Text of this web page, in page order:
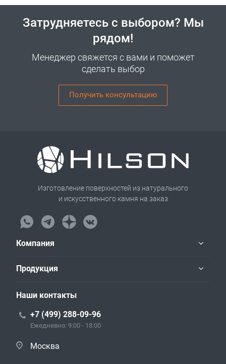
Затрудняетесь с выбором? Мы
рядом!
Менеджер свяжется с вами и поможет
сделать выбор
Получить консультацию
Изготовление поверхностей из натурального
и искусственного камня на заказ
Компания
Продукция
Наши контакты
+7 (499) 288-09-96
Ежедневно: 9:00 - 18:00
Москва